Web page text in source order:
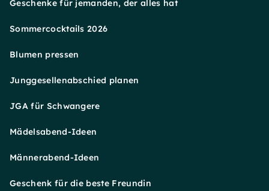
Geschenke für jemanden, der alles hat
Sommercocktails 2026
Blumen pressen
Junggesellenabschied planen
JGA für Schwangere
Mädelsabend-Ideen
Männerabend-Ideen
Geschenk für die beste Freundin